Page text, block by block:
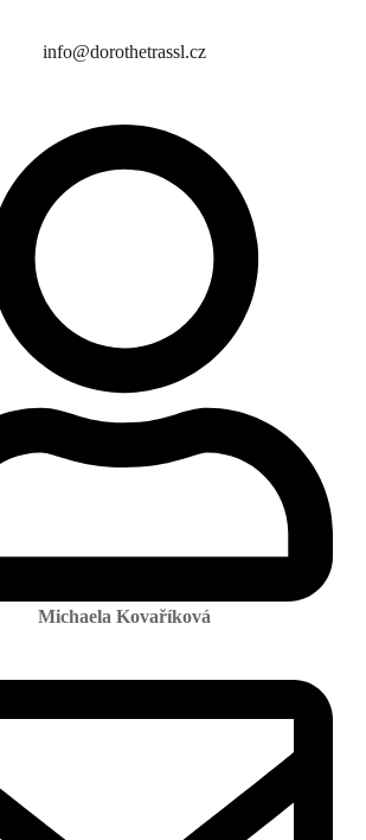
info@dorothetrassl.cz
Michaela Kovaříková